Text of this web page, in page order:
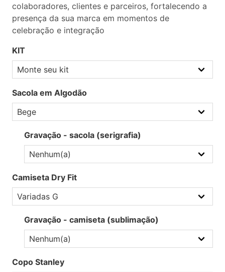
colaboradores, clientes e parceiros, fortalecendo a
presença da sua marca em momentos de
celebração e integração
KIT
Sacola em Algodão
Gravação - sacola (serigrafia)
Camiseta Dry Fit
Gravação - camiseta (sublimação)
Copo Stanley